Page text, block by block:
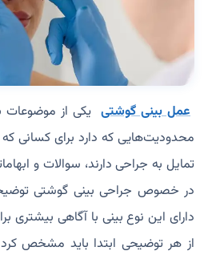
عمل بینی گوشتی یکی از موضوعات
محدودیت‌هایی که دارد برای کسانی
تمایل به جراحی دارند، سوالات و
در خصوص جراحی بینی گوشتی
دارای این نوع بینی با آگاهی بیشتری
از هر توضیحی ابتدا باید مشخص